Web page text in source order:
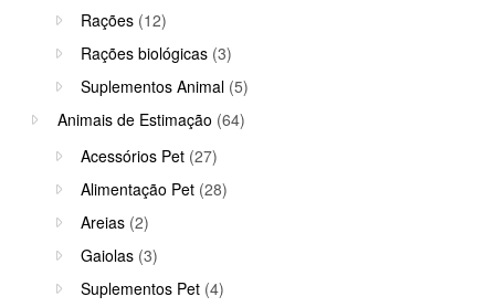
Rações (12)
Rações biológicas (3)
Suplementos Animal (5)
Animais de Estimação (64)
Acessórios Pet (27)
Alimentação Pet (28)
Areias (2)
Gaiolas (3)
Suplementos Pet (4)